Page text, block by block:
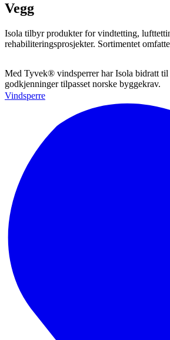
Vegg
Isola tilbyr produkter for vindtetting,
rehabiliteringsprosjekter. Sortimentet
Med Tyvek® vindsperrer har Isola bidratt til
godkjenninger tilpasset norske byggekrav.
Vindsperre